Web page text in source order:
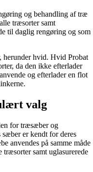
og behandling af træ
træsorter samt
til daglig rengøring og som
herunder hvid. Hvid Probat
da den ikke efterlader
og efterlader en flot
valg
for træsæber og
er kendt for deres
anvendes på samme måde
samt uglasurerede